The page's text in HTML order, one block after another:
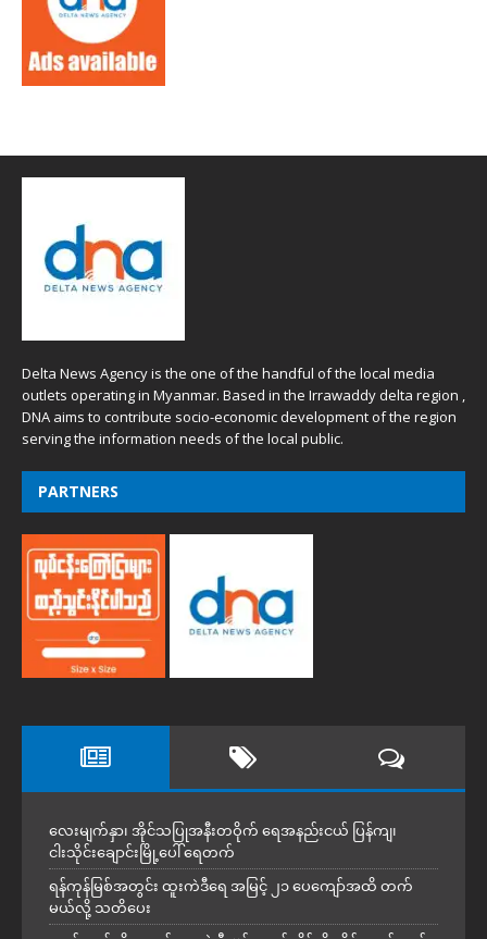
Delta News Agency is the one of the handful of the local media
outlets operating in Myanmar. Based in the Irrawaddy delta region ,
DNA aims to contribute socio-economic development of the region
serving the information needs of the local public.
PARTNERS
လေးမျက်နှာ၊ အိုင်သပြုအနီးတဝိုက် ရေအနည်းငယ် ပြန်ကျ၊
ငါးသိုင်းချောင်းမြို့ပေါ် ရေတက်
ရန်ကုန်မြစ်အတွင်း ထူးကဲဒီရေ အ​မြင့် ၂၁ ပေကျော်အထိ တက်
မယ်လို့ သတိပေး